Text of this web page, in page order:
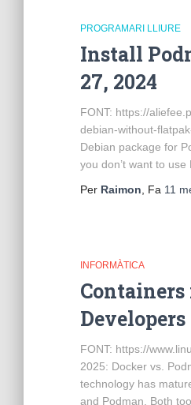
PROGRAMARI LLIURE
Install
27, 2024
FONT: https://
debian-without-
Debian package for
you don’t want to
Per Raimon , Fa 11
INFORMÀTICA
Containers
Developers
FONT: https://
2025: Docker vs.
technology has
and Podman. Both